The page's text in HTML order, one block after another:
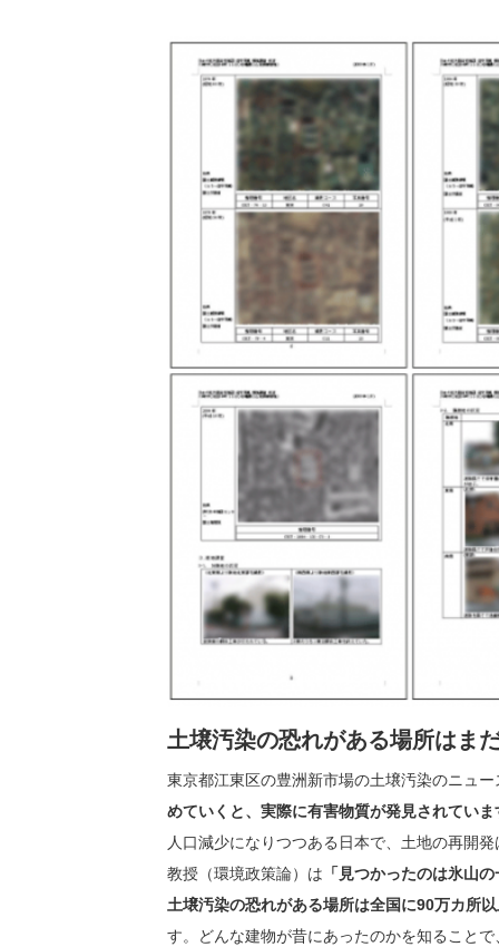
土壌汚染の恐れがある場所はま
東京都江東区の豊洲新市場の土壌汚染のニュ
めていくと、実際に有害物質が発見されていま
人口減少になりつつある日本で、土地の再開
教授（環境政策論）は 「見つかったのは氷山
土壌汚染の恐れがある場所は全国に90万カ所
す。どんな建物が昔にあったのかを知ること